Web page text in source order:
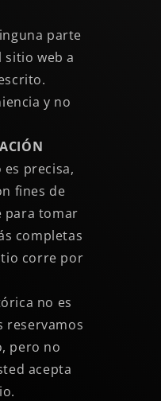
parte
sitio web a
y no
precisa,
fines de
para tomar
completas
corre por
no es
reservamos
pero no
acepta